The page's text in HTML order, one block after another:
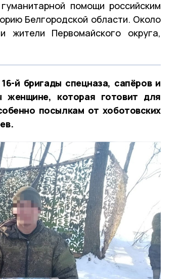
помощи российским
Белгородской области. Около
жители Первомайского округа,
й бригады спецназа, сапёров и
женщине, которая готовит для
посылкам от хоботовских